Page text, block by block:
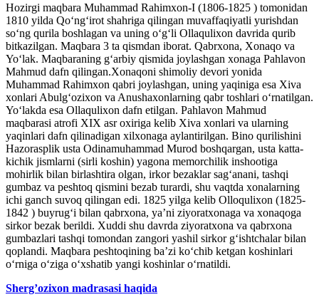
Hozirgi maqbara Muhammad Rahimxon-I (1806-1825 ) tomonidan
1810 yilda Qo‘ng‘irot shahriga qilingan muvaffaqiyatli yurishdan
so‘ng qurila boshlagan va uning o‘g‘li Ollaqulixon davrida qurib
bitkazilgan. Maqbara 3 ta qismdan iborat. Qabrxona, Xonaqo va
Yo‘lak. Maqbaraning g‘arbiy qismida joylashgan xonaga Pahlavon
Mahmud dafn qilingan.Xonaqoni shimoliy devori yonida
Muhammad Rahimxon qabri joylashgan, uning yaqiniga esa Xiva
xonlari Abulg‘ozixon va Anushaxonlarning qabr toshlari o‘rnatilgan.
Yo‘lakda esa Ollaqulixon dafn etilgan. Pahlavon Mahmud
maqbarasi atrofi XIX asr oxiriga kelib Xiva xonlari va ularning
yaqinlari dafn qilinadigan xilxonaga aylantirilgan. Bino qurilishini
Hazorasplik usta Odinamuhammad Murod boshqargan, usta katta-
kichik jismlarni (sirli koshin) yagona memorchilik inshootiga
mohirlik bilan birlashtira olgan, irkor bezaklar sag‘anani, tashqi
gumbaz va peshtoq qismini bezab turardi, shu vaqtda xonalarning
ichi ganch suvoq qilingan edi. 1825 yilga kelib Olloqulixon (1825-
1842 ) buyrug‘i bilan qabrxona, ya’ni ziyoratxonaga va xonaqoga
sirkor bezak berildi. Xuddi shu davrda ziyoratxona va qabrxona
gumbazlari tashqi tomondan zangori yashil sirkor g‘ishtchalar bilan
qoplandi. Maqbara peshtoqining ba’zi ko‘chib ketgan koshinlari
o‘rniga o‘ziga o‘xshatib yangi koshinlar o‘rnatildi.
Sherg’ozixon madrasasi haqida